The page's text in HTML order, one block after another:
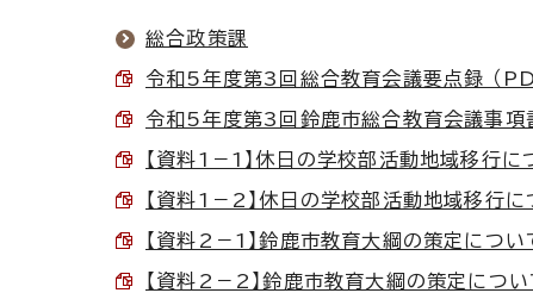
総合政策課
令和5年度第3回総合教育会議要点録 （
令和5年度第3回鈴鹿市総合教育会議事
【資料1－1】休日の学校部活動地域移行
【資料1－2】休日の学校部活動地域移行
【資料2－1】鈴鹿市教育大綱の策定につ
【資料2－2】鈴鹿市教育大綱の策定につ